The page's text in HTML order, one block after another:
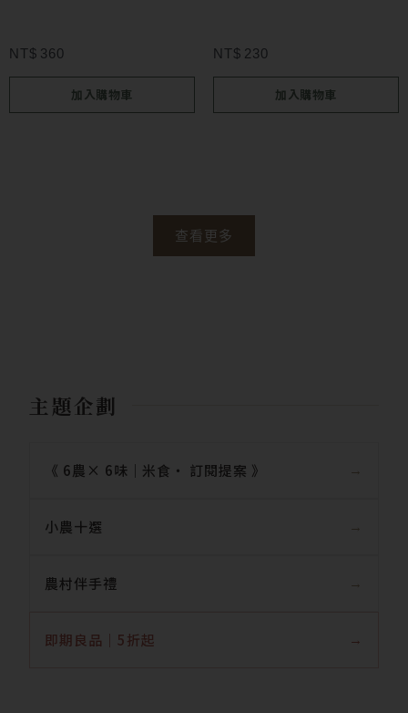
NT$ 360
加入購物車
NT$ 230
加入購物車
查看更多
主題企劃
《 6農× 6味｜米食‧ 訂閱提案 》
小農十選
農村伴手禮
即期良品｜5折起